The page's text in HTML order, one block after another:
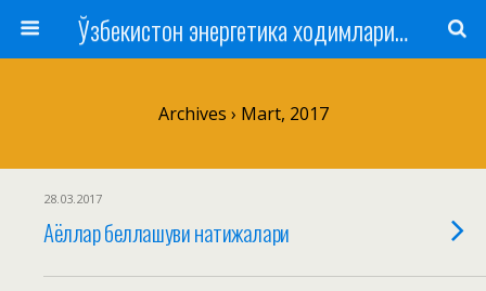
Ўзбекистон энергетика ходимлари касаба уюшмаси
Archives › Mart, 2017
28.03.2017
Аёллар беллашуви натижалари